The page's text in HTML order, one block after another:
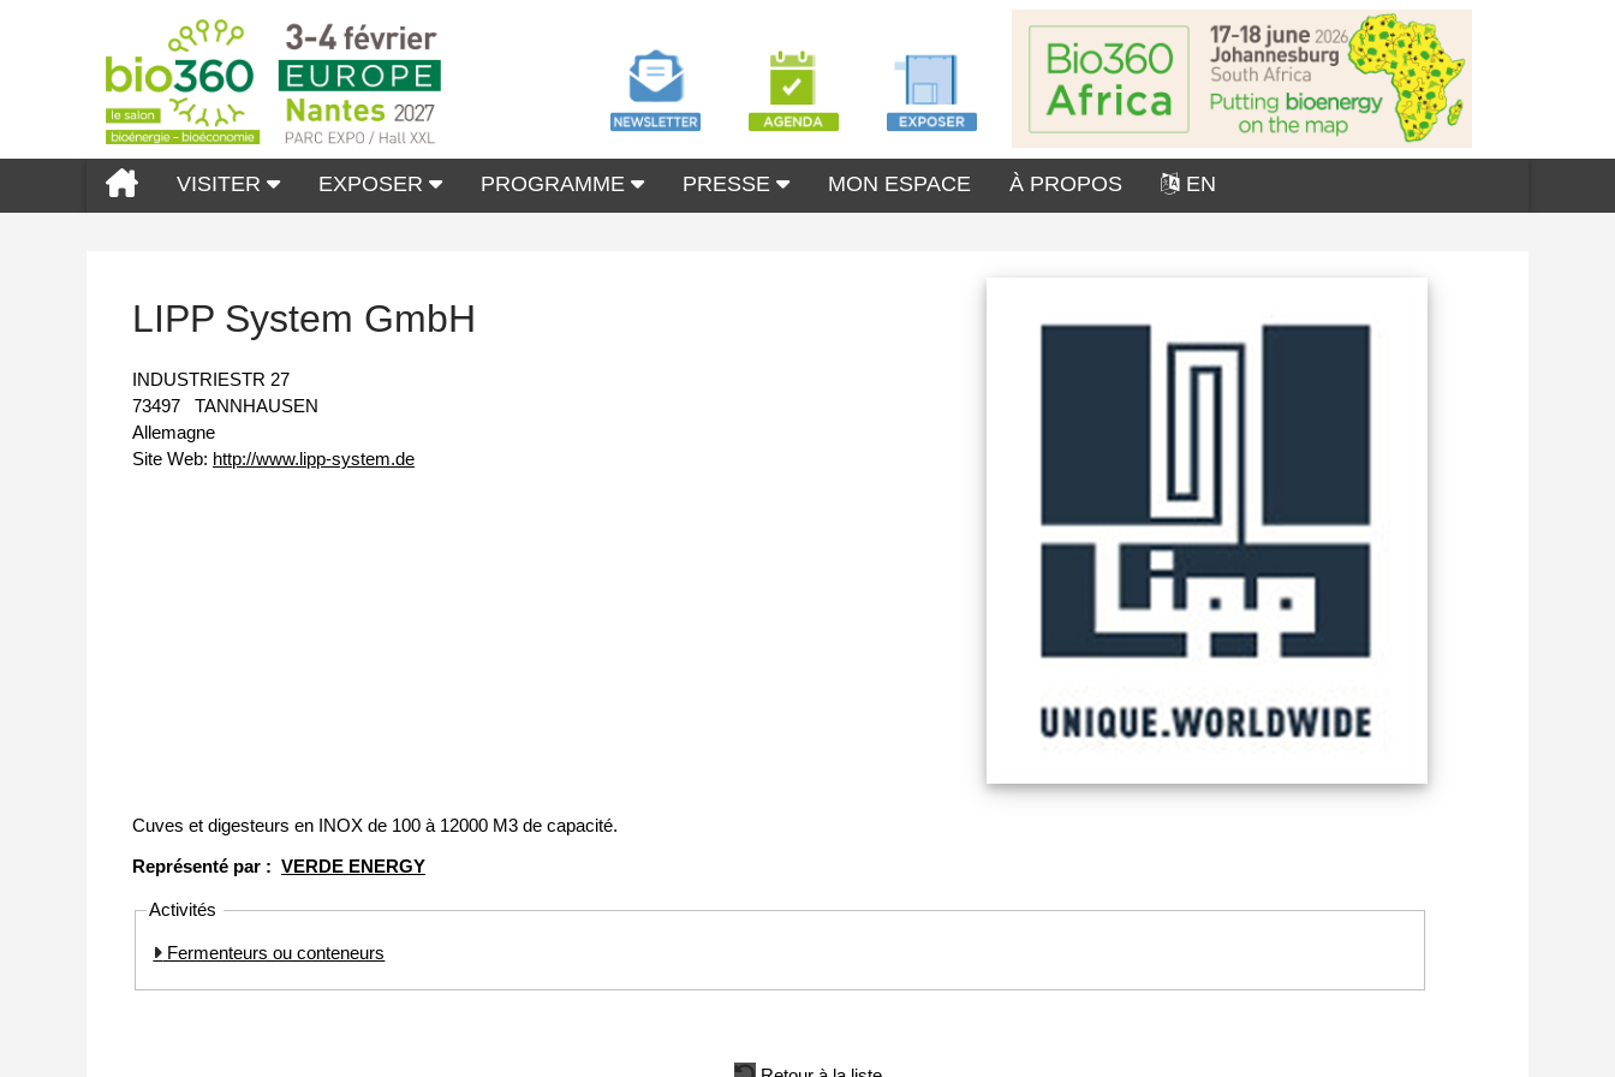
VISITER EXPOSER PROGRAMME PRESSE MON ESPACE À PROPOS EN
LIPP System GmbH
INDUSTRIESTR 27
73497
TANNHAUSEN
Allemagne
Site Web: http://www.lipp-system.de
Cuves et digesteurs en INOX de 100 à 12000 M3 de capacité.
Représenté par : VERDE ENERGY
Activités
Fermenteurs ou conteneurs